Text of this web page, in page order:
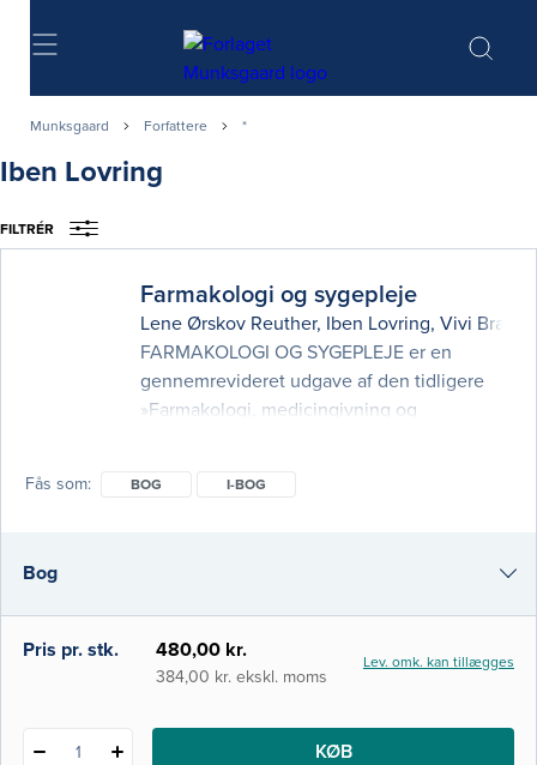
Søg
Munksgaard Forfattere *
Iben Lovring
FILTRÉR
Farmakologi og sygepleje
Lene Ørskov Reuther, Iben Lovring, Vivi Brandt
FARMAKOLOGI OG SYGEPLEJE er en
gennemrevideret udgave af den tidligere
»Farmakologi, medicingivning og
der inkluderer viden om både sygepleje og
Bogen er inddelt i fire dele. Del 1 beskriver
lægemidlets vej fra udvikl
Fås som BOG I-BOG
Bog
i-bog
Pris pr. stk. 480,00 kr.
384,00 kr. ekskl. moms
Lev. omk. kan tillægges
1 KØB